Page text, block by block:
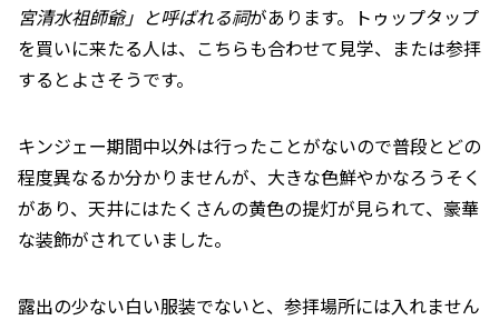
宮清水祖師爺」と呼ばれる祠があります。トゥップタップ
を買いに来たる人は、こちらも合わせて見学、または参拝
するとよさそうです。
キンジェー期間中以外は行ったことがないので普段とどの
程度異なるか分かりませんが、大きな色鮮やかなろうそく
があり、天井にはたくさんの黄色の提灯が見られて、豪華
な装飾がされていました。
露出の少ない白い服装でないと、参拝場所には入れません